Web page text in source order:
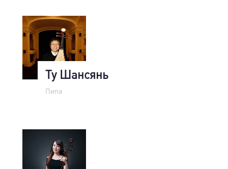
Ту Шансянь
Пипа